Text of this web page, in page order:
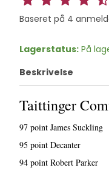
Baseret på 4
Lagerstatus: På
Beskrivelse
Taittinger
97 point James Suckling
95 point Decanter
94 point Robert Parker